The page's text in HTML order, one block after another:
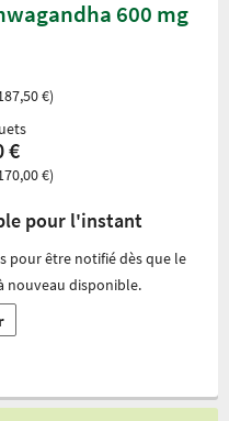
600 mg
€)
€
€)
pour l'instant
pour être notifié dès que le
nouveau disponible.